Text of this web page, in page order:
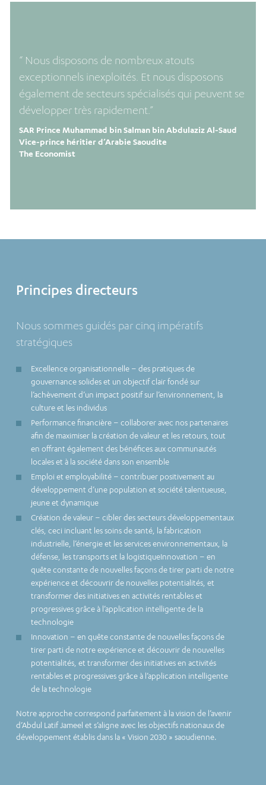
“ Nous disposons de nombreux atouts
exceptionnels inexploités. Et nous disposons
également de secteurs spécialisés qui peuvent se
développer très rapidement.”
SAR Prince Muhammad bin Salman bin Abdulaziz Al-Saud
Vice-prince héritier d’Arabie Saoudite
The Economist
Principes directeurs
Nous sommes guidés par cinq impératifs
stratégiques
Excellence organisationnelle – des pratiques de
gouvernance solides et un objectif clair fondé sur
l’achèvement d’un impact positif sur l’environnement, la
culture et les individus
Performance financière – collaborer avec nos partenaires
afin de maximiser la création de valeur et les retours, tout
en offrant également des bénéfices aux communautés
locales et à la société dans son ensemble
Emploi et employabilité – contribuer positivement au
développement d’une population et société talentueuse,
jeune et dynamique
Création de valeur – cibler des secteurs développementaux
clés, ceci incluant les soins de santé, la fabrication
industrielle, l’énergie et les services environnementaux, la
défense, les transports et la logistiqueInnovation – en
quête constante de nouvelles façons de tirer parti de notre
expérience et découvrir de nouvelles potentialités, et
transformer des initiatives en activités rentables et
progressives grâce à l’application intelligente de la
technologie
Innovation – en quête constante de nouvelles façons de
tirer parti de notre expérience et découvrir de nouvelles
potentialités, et transformer des initiatives en activités
rentables et progressives grâce à l’application intelligente
de la technologie
Notre approche correspond parfaitement à la vision de l’avenir
d’Abdul Latif Jameel et s’aligne avec les objectifs nationaux de
développement établis dans la « Vision 2030 » saoudienne.